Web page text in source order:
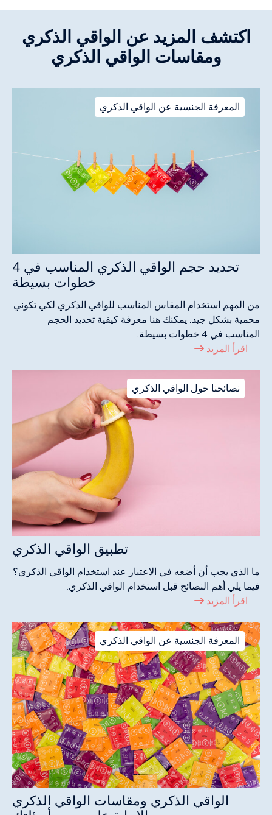
اكتشف المزيد عن الواقي الذكري
ومقاسات الواقي الذكري
المعرفة الجنسية عن الواقي الذكري
تحديد حجم الواقي الذكري المناسب في 4
خطوات بسيطة
من المهم استخدام المقاس المناسب للواقي الذكري لكي تكوني
محمية بشكل جيد. يمكنك هنا معرفة كيفية تحديد الحجم
المناسب في 4 خطوات بسيطة.
اقرأ المزيد
نصائحنا حول الواقي الذكري
تطبيق الواقي الذكري
ما الذي يجب أن أضعه في الاعتبار عند استخدام الواقي الذكري؟
فيما يلي أهم النصائح قبل استخدام الواقي الذكري.
اقرأ المزيد
المعرفة الجنسية عن الواقي الذكري
الواقي الذكري ومقاسات الواقي الذكري